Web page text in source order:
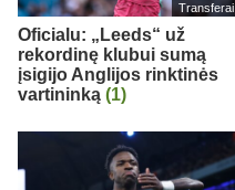
Transferai
Oficialu: „Leeds“ už
rekordinę klubui sumą
įsigijo Anglijos rinktinės
vartininką (1)